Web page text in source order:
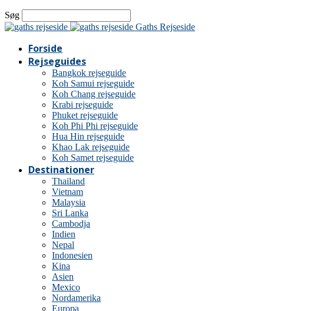
Søg
Gaths Rejseside
Forside
Rejseguides
Bangkok rejseguide
Koh Samui rejseguide
Koh Chang rejseguide
Krabi rejseguide
Phuket rejseguide
Koh Phi Phi rejseguide
Hua Hin rejseguide
Khao Lak rejseguide
Koh Samet rejseguide
Destinationer
Thailand
Vietnam
Malaysia
Sri Lanka
Cambodja
Indien
Nepal
Indonesien
Kina
Asien
Mexico
Nordamerika
Europa